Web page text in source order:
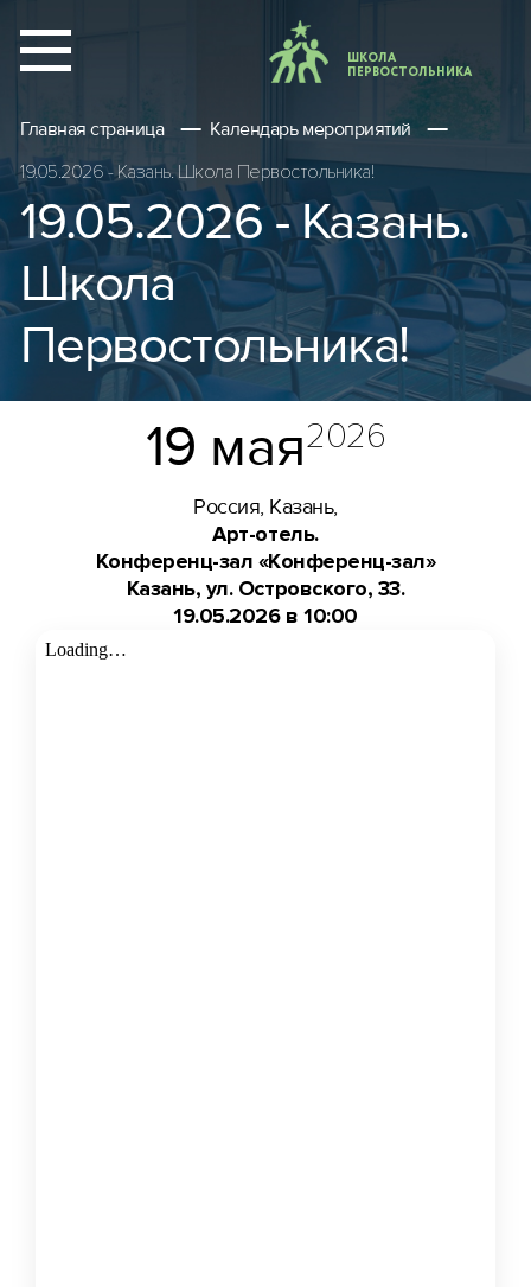
ШКОЛА
ПЕРВОСТОЛЬНИКА
Главная страница Календарь мероприятий
19.05.2026 - Казань. Школа Первостольника!
19.05.2026 - Казань.
Школа
Первостольника!
19 мая2026
Россия, Казань,
Арт-отель.
Конференц-зал «Конференц-зал»
Казань, ул. Островского, 33.
19.05.2026 в 10:00